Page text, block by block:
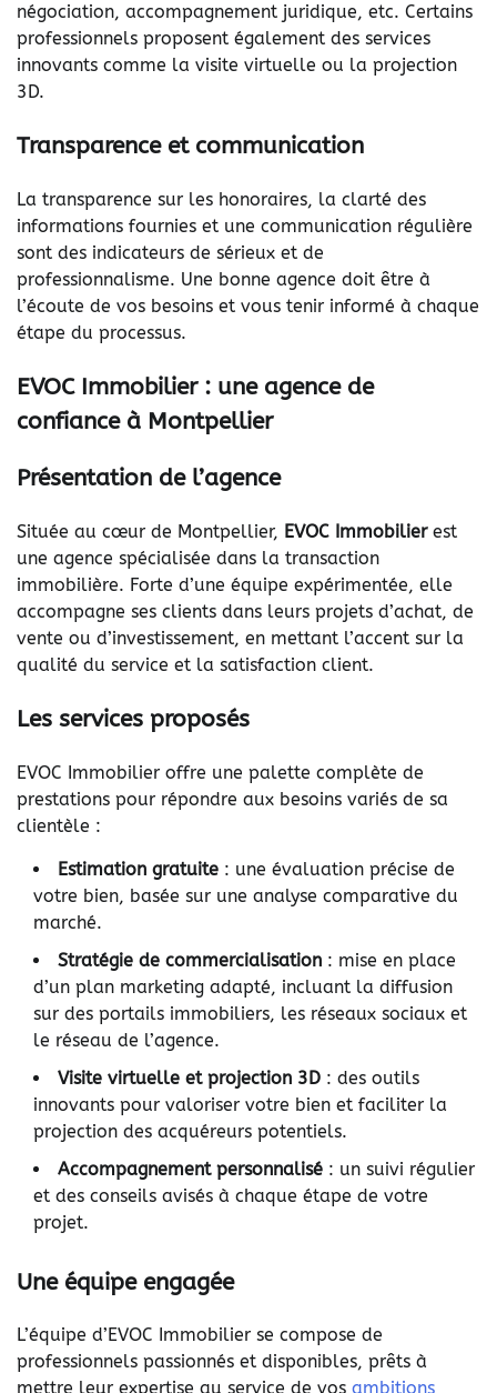
négociation, accompagnement juridique, etc. Certains
professionnels proposent également des services
innovants comme la visite virtuelle ou la projection
3D.
Transparence et communication
La transparence sur les honoraires, la clarté des
informations fournies et une communication régulière
sont des indicateurs de sérieux et de
professionnalisme. Une bonne agence doit être à
l’écoute de vos besoins et vous tenir informé à chaque
étape du processus.
EVOC Immobilier : une agence de
confiance à Montpellier
Présentation de l’agence
Située au cœur de Montpellier, EVOC Immobilierest
une agence spécialisée dans la transaction
immobilière. Forte d’une équipe expérimentée, elle
accompagne ses clients dans leurs projets d’achat, de
vente ou d’investissement, en mettant l’accent sur la
qualité du service et la satisfaction client.
Les services proposés
EVOC Immobilier offre une palette complète de
prestations pour répondre aux besoins variés de sa
clientèle :
Estimation gratuite : une évaluation précise de
votre bien, basée sur une analyse comparative du
marché.
Stratégie de commercialisation : mise en place
d’un plan marketing adapté, incluant la diffusion
sur des portails immobiliers, les réseaux sociaux et
le réseau de l’agence.
Visite virtuelle et projection 3D : des outils
innovants pour valoriser votre bien et faciliter la
projection des acquéreurs potentiels.
Accompagnement personnalisé : un suivi régulier
et des conseils avisés à chaque étape de votre
projet.
Une équipe engagée
L’équipe d’EVOC Immobilier se compose de
professionnels passionnés et disponibles, prêts à
mettre leur expertise au service de vos ambitions